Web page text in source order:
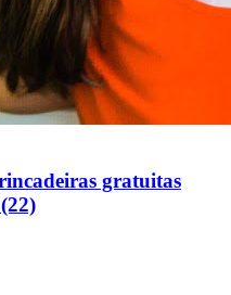
gratuitas